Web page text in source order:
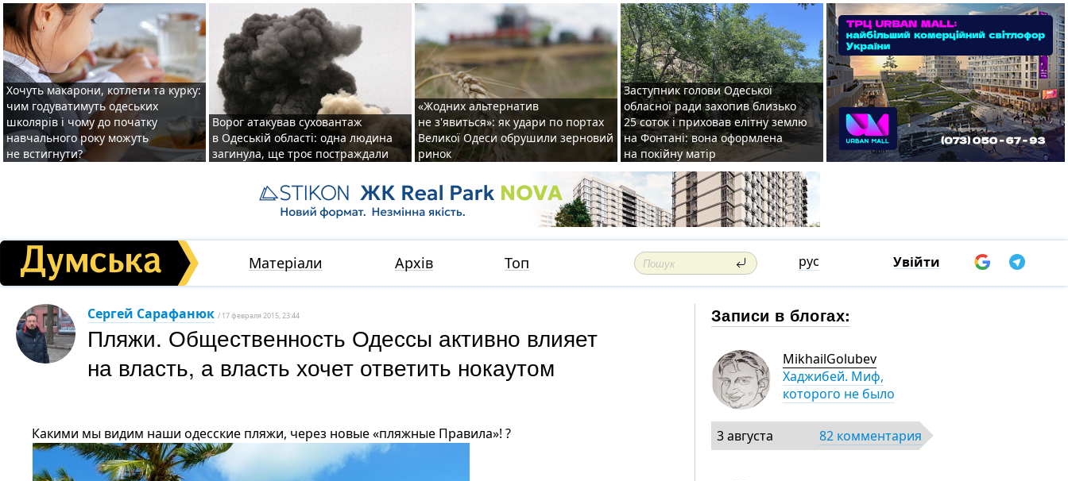
Хочуть макарони, котлети та курку:
чим годуватимуть одеських
школярів і чому до початку
навчального року можуть
не встигнути?
Ворог атакував суховантаж
в Одеській області: одна людина
загинула, ще троє постраждали
«Жодних альтернатив
не з'явиться»: як удари по портах
Великої Одеси обрушили зерновий
ринок
Заступник голови Одеської
обласної ради захопив близько
25 соток і приховав елітну землю
на Фонтані: вона оформлена
на покійну матір
Матеріали Архів Топ рус Увійти
Сергей Сарафанюк / 17 февраля 2015, 23:44
Пляжи. Общественность Одессы активно влияет
на власть, а власть хочет ответить нокаутом
Какими мы видим наши одесские пляжи, через новые «пляжные Правила»! ?
Записи в блогах:
MikhailGolubev
Хаджибей. Миф,
которого не было
3 августа 82 комментария